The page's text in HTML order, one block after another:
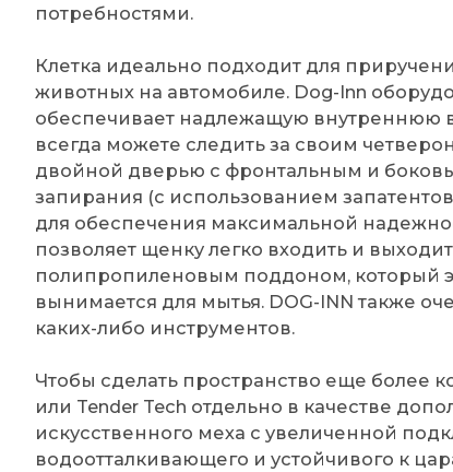
потребностями.
Клетка идеально подходит для
животных на автомобиле. Dog-Inn
обеспечивает надлежащую внутреннюю
всегда можете следить за своим
двойной дверью с фронтальным и
запирания (с использованием
для обеспечения максимальной
позволяет щенку легко входить и
полипропиленовым поддоном, который
вынимается для мытья. DOG-INN также
каких-либо инструментов.
Чтобы сделать пространство еще более
или Tender Tech отдельно в качестве
искусственного меха с увеличенной
водоотталкивающего и устойчивого к